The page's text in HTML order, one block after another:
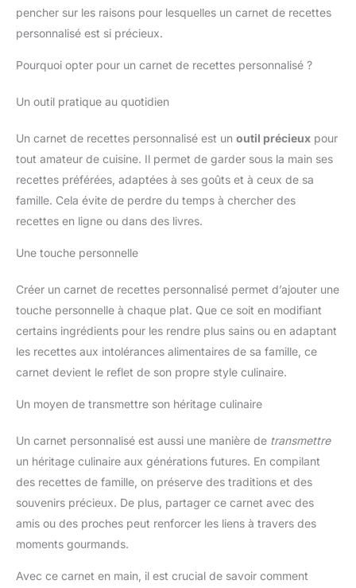
pencher sur les raisons pour lesquelles un carnet de recettes
personnalisé est si précieux.
Pourquoi opter pour un carnet de recettes personnalisé ?
Un outil pratique au quotidien
Un carnet de recettes personnalisé est un outil précieux pour
tout amateur de cuisine. Il permet de garder sous la main ses
recettes préférées, adaptées à ses goûts et à ceux de sa
famille. Cela évite de perdre du temps à chercher des
recettes en ligne ou dans des livres.
Une touche personnelle
Créer un carnet de recettes personnalisé permet d’ajouter une
touche personnelle à chaque plat. Que ce soit en modifiant
certains ingrédients pour les rendre plus sains ou en adaptant
les recettes aux intolérances alimentaires de sa famille, ce
carnet devient le reflet de son propre style culinaire.
Un moyen de transmettre son héritage culinaire
Un carnet personnalisé est aussi une manière de transmettre
un héritage culinaire aux générations futures. En compilant
des recettes de famille, on préserve des traditions et des
souvenirs précieux. De plus, partager ce carnet avec des
amis ou des proches peut renforcer les liens à travers des
moments gourmands.
Avec ce carnet en main, il est crucial de savoir comment